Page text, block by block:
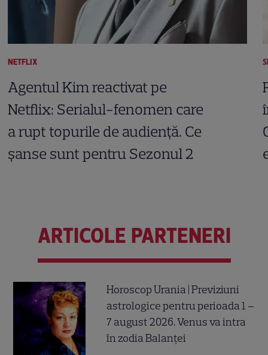
NETFLIX
Agentul Kim reactivat pe
Netflix: Serialul-fenomen care
a rupt topurile de audiență. Ce
șanse sunt pentru Sezonul 2
ARTICOLE PARTENERI
Horoscop Urania | Previziuni
astrologice pentru perioada 1 –
7 august 2026. Venus va intra
în zodia Balanței